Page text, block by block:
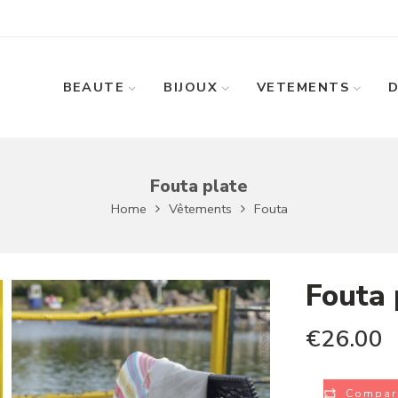
BEAUTE BIJOUX VETEMENTS
Fouta plate
Home Vêtements Fouta
€26.00